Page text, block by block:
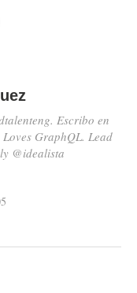
Escribo en
GraphQL. Lead
@idealista